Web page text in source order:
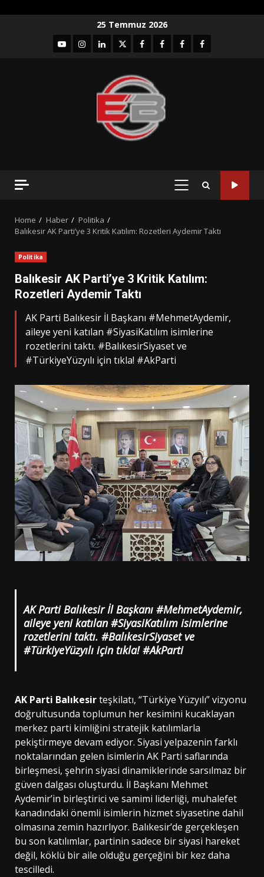
25 Temmuz 2026
YouTubeInstagram
LinkedIntwitterfacebook-Facebook-
Facebook-Facebook-
PRIMARY
Home Haber
Politika
Balıkesir AK Parti’ye 3 Kritik Katılım: Rozetleri Aydemir Taktı
Politika
Balıkesir AK Parti’ye 3 Kritik Katılım:
Rozetleri Aydemir Taktı
AK Parti Balıkesir İl Başkanı #MehmetAydemir,
aileye yeni katılan #SiyasiKatılım isimlerine
rozetlerini taktı. #BalıkesirSiyaset ve
#TürkiyeYüzyılı için tıkla! #AkParti
AK Parti Balıkesir İl Başkanı #MehmetAydemir,
aileye yeni katılan #SiyasiKatılım isimlerine
rozetlerini taktı. #BalıkesirSiyaset ve
#TürkiyeYüzyılı için tıkla! #AkParti
AK Parti Balıkesirteşkilatı, “Türkiye Yüzyılı” vizyonu
doğrultusunda toplumun her kesimini kucaklayan
merkez parti kimliğini stratejik katılımlarla
pekiştirmeye devam ediyor. Siyasi yelpazenin farklı
noktalarından gelen isimlerin AK Parti saflarında
birleşmesi, şehrin siyasi dinamiklerinde sarsılmaz bir
güven dalgası oluşturdu. İl Başkanı Mehmet
Aydemir’in birleştirici ve samimi liderliği, muhalefet
kanadındaki önemli isimlerin hizmet siyasetine dahil
olmasına zemin hazırlıyor. Balıkesir’de gerçekleşen
bu son katılımlar, partinin sadece bir siyasi hareket
değil, köklü bir aile olduğu gerçeğini bir kez daha
tescilledi.